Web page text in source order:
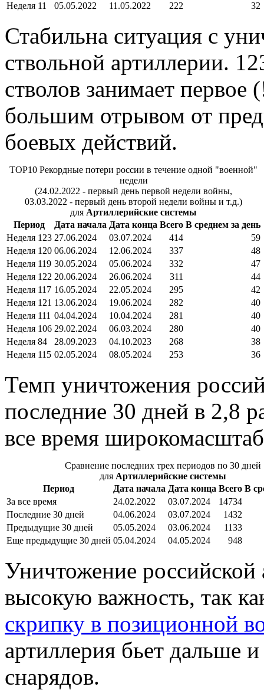
Неделя 11
05.05.2022 11.05.2022 222 32
Стабильна ситуация с
ствольной артиллерии.
стволов занимает первое
большим отрывом от
боевых действий.
TOP10 Рекордные потери россии в течение одной "военной"
недели
(24.02.2022 - первый день первой недели войны,
03.03.2022 - первый день второй недели войны и т.д.)
для Артиллерийские системы
Период
Дата начала Дата конца Всего В среднем за день
Неделя 123 27.06.2024 03.07.2024 414
59
Неделя 120 06.06.2024 12.06.2024 337
48
Неделя 119 30.05.2024 05.06.2024 332
47
Неделя 122 20.06.2024 26.06.2024 311
44
Неделя 117 16.05.2024 22.05.2024 295
42
Неделя 121 13.06.2024 19.06.2024 282
40
Неделя 111 04.04.2024 10.04.2024 281
40
Неделя 106 29.02.2024 06.03.2024 280
40
Неделя 84
28.09.2023 04.10.2023 268
38
Неделя 115 02.05.2024 08.05.2024 253 36
Темп уничтожения
последние 30 дней в 2,8
все время
Сравнение последних трех периодов по 30 дней
для Артиллерийские системы
Период
Дата начала Дата конца Всего В
За все время
24.02.2022 03.07.2024
14734
Последние 30 дней
04.06.2024 03.07.2024
1432
Предыдущие 30 дней
05.05.2024 03.06.2024
1133
Еще предыдущие 30 дней 05.04.2024 04.05.2024 948
Уничтожение российской
высокую важность, так
скрипку в позиционной
артиллерия бьет дальше
снарядов.